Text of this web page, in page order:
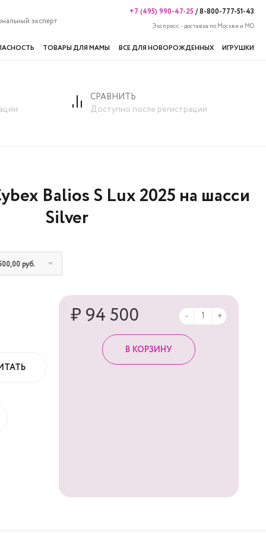
эксперт
+7 (495) 990-47-25/8-800-777-51-43
Экспресс - доставка по Москве и МО
ТОВАРЫ ДЛЯ МАМЫ ВСЕ ДЛЯ НОВОРОЖДЕННЫХ ИГРУШКИ
СРАВНИТЬ
Доступно после регистрации
Balios S Lux 2025 на шасси
Silver
руб.
₽ 94 500 - +